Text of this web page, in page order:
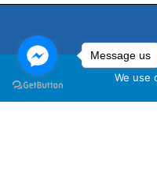
We use
Message us